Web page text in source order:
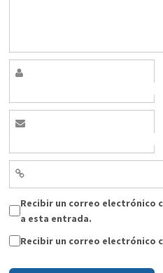
Recibir un correo electrónico
a esta entrada.
Recibir un correo electrónico